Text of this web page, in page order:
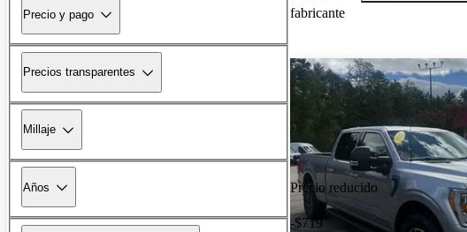
Precio y pago
Precios transparentes
Millaje
Años
fabricante
Precio reducido
-$719